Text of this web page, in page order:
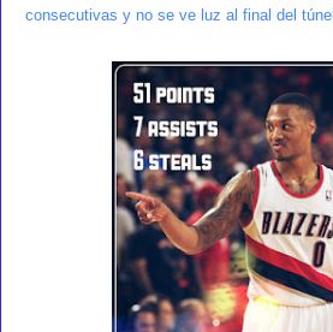
consecutivas y no se ve luz al final del túnel.